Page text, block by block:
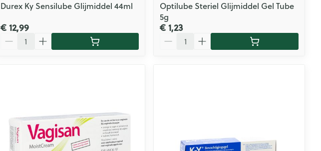
Durex Ky Sensilube Glijmiddel 44ml
€ 12,99
Optilube Steriel Glijmiddel Gel Tube
5g
€ 1,23